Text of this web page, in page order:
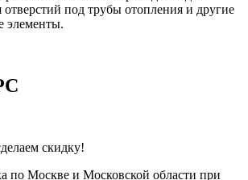
под трубы отопления и другие
элементы.
скидку!
по Москве и Московской области при